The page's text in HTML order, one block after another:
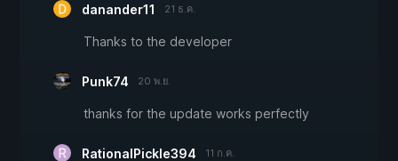
danander11 21 ธ.ค.
Thanks to the developer
Punk74 20 พ.ย.
thanks for the update works perfectly
RationalPickle394 11 ก.ค.